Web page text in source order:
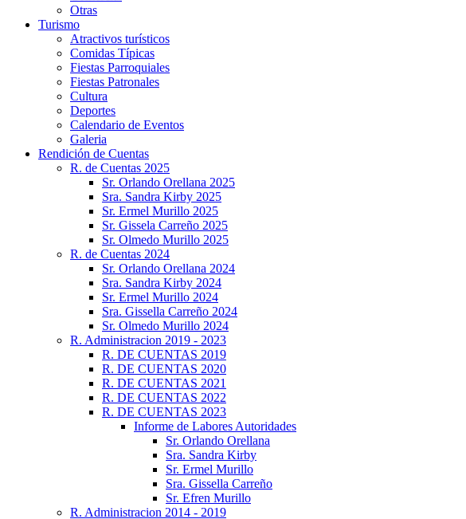
Otras
Turismo
Atractivos turísticos
Comidas Típicas
Fiestas Parroquiales
Fiestas Patronales
Cultura
Deportes
Calendario de Eventos
Galeria
Rendición de Cuentas
R. de Cuentas 2025
Sr. Orlando Orellana 2025
Sra. Sandra Kirby 2025
Sr. Ermel Murillo 2025
Sr. Gissela Carreño 2025
Sr. Olmedo Murillo 2025
R. de Cuentas 2024
Sr. Orlando Orellana 2024
Sra. Sandra Kirby 2024
Sr. Ermel Murillo 2024
Sra. Gissella Carreño 2024
Sr. Olmedo Murillo 2024
R. Administracion 2019 - 2023
R. DE CUENTAS 2019
R. DE CUENTAS 2020
R. DE CUENTAS 2021
R. DE CUENTAS 2022
R. DE CUENTAS 2023
Informe de Labores Autoridades
Sr. Orlando Orellana
Sra. Sandra Kirby
Sr. Ermel Murillo
Sra. Gissella Carreño
Sr. Efren Murillo
R. Administracion 2014 - 2019